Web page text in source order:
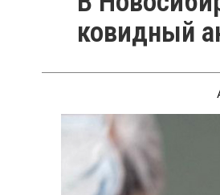
ковидный